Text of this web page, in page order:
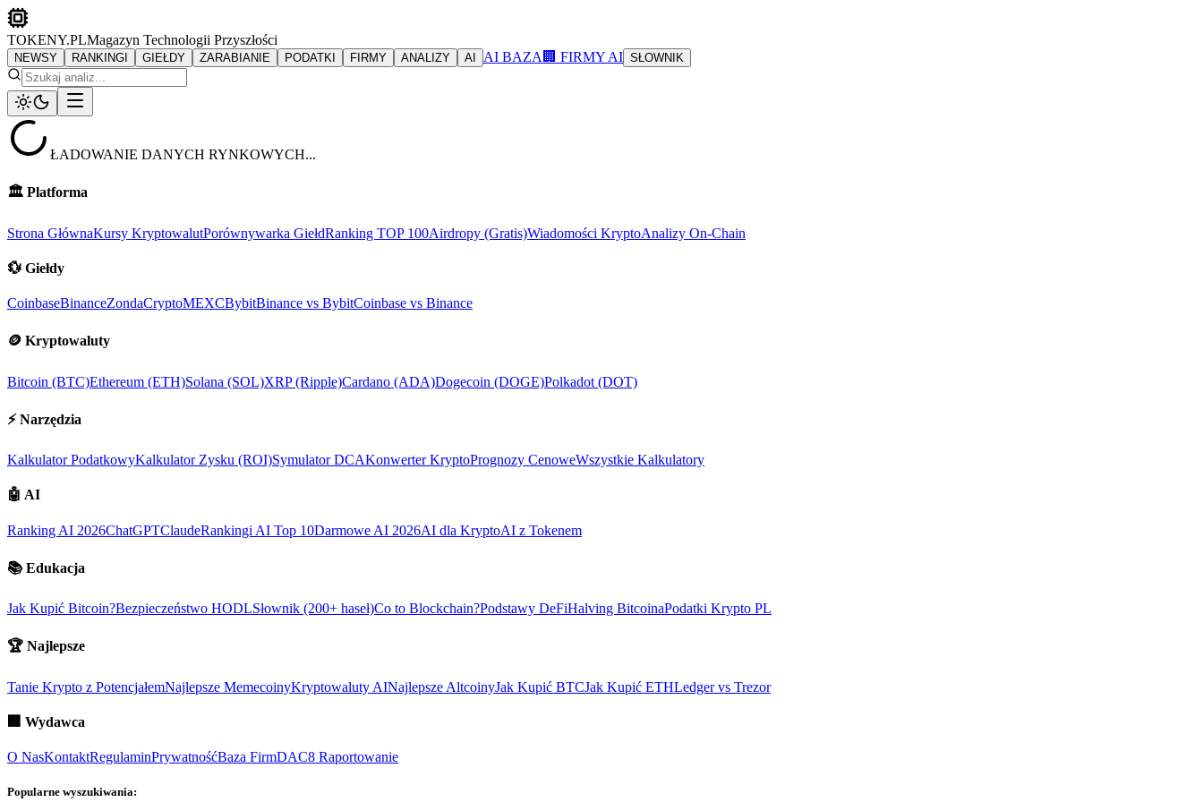
TOKENY.PLMagazyn Technologii Przyszłości
NEWSY RANKINGI GIEŁDY ZARABIANIE PODATKI FIRMY ANALIZY AI AI BAZA 🏢 FIRMY AI SŁOWNIK
ŁADOWANIE DANYCH RYNKOWYCH...
🏛️ Platforma
Strona GłównaKursy KryptowalutPorównywarka GiełdRanking TOP 100Airdropy (Gratis)Wiadomości KryptoAnalizy On-Chain
💱 Giełdy
CoinbaseBinanceZondaCryptoMEXCBybitBinance vs BybitCoinbase vs Binance
🪙 Kryptowaluty
Bitcoin (BTC)Ethereum (ETH)Solana (SOL)XRP (Ripple)Cardano (ADA)Dogecoin (DOGE)Polkadot (DOT)
⚡ Narzędzia
Kalkulator PodatkowyKalkulator Zysku (ROI)Symulator DCAKonwerter KryptoPrognozy CenoweWszystkie Kalkulatory
🤖 AI
Ranking AI 2026ChatGPTClaudeRankingi AI Top 10Darmowe AI 2026AI dla KryptoAI z Tokenem
📚 Edukacja
Jak Kupić Bitcoin?Bezpieczeństwo HODLSłownik (200+ haseł)Co to Blockchain?Podstawy DeFiHalving BitcoinaPodatki Krypto PL
🏆 Najlepsze
Tanie Krypto z PotencjałemNajlepsze MemecoinyKryptowaluty AINajlepsze AltcoinyJak Kupić BTCJak Kupić ETHLedger vs Trezor
🏢 Wydawca
O NasKontaktRegulaminPrywatnośćBaza FirmDAC8 Raportowanie
Popularne wyszukiwania: